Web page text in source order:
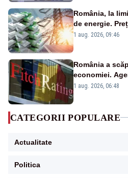
România, la
de energie.
Analiză
1 aug. 2026, 09:46
România a
economiei.
„BBB-” cu
1 aug. 2026, 06:48
CATEGORII POPULARE
Actualitate
Politica